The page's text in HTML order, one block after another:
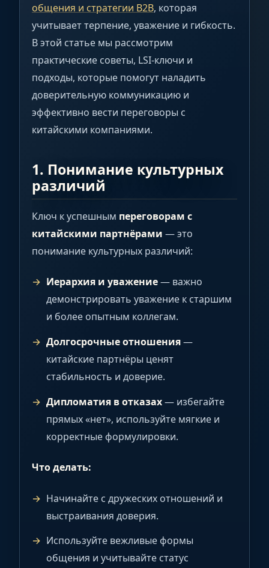
общения и стратегии B2B, которая
учитывает терпение, уважение и гибкость.
В этой статье мы рассмотрим
практические советы, LSI-ключи и
подходы, которые помогут наладить
доверительную коммуникацию и
эффективно вести переговоры с
китайскими компаниями.
1. Понимание культурных
различий
Ключ к успешным переговорам с
китайскими партнёрами — это
понимание культурных различий:
Иерархия и уважение— важно
демонстрировать уважение к старшим
и более опытным коллегам.
Долгосрочные отношения—
китайские партнёры ценят
стабильность и доверие.
Дипломатия в отказах— избегайте
прямых «нет», используйте мягкие и
корректные формулировки.
Что делать:
Начинайте с дружеских отношений и
выстраивания доверия.
Используйте вежливые формы
общения и учитывайте статус